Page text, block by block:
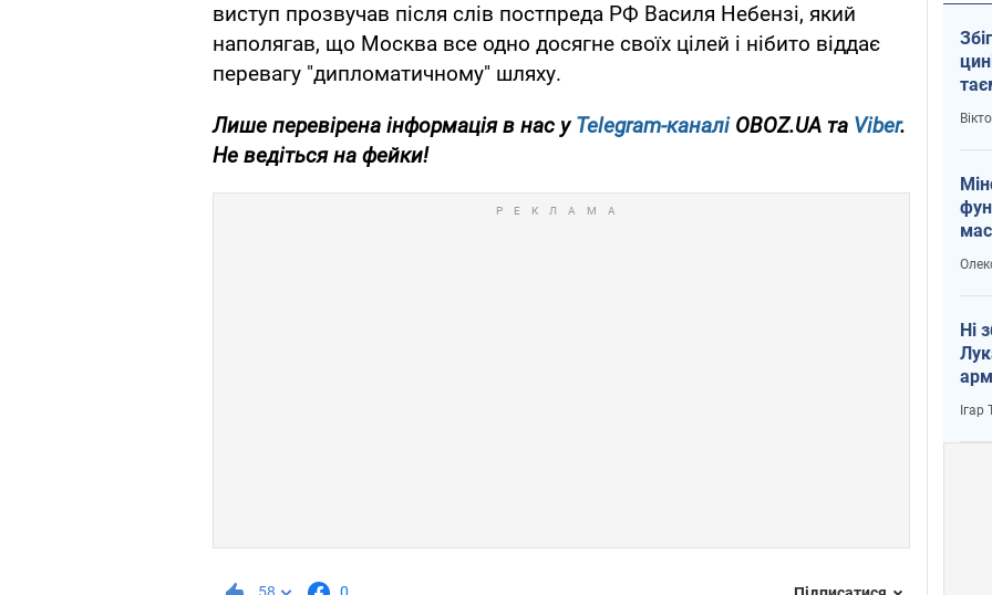
виступ прозвучав після слів постпреда РФ Василя Небензі, який
наполягав, що Москва все одно досягне своїх цілей і нібито віддає
перевагу "дипломатичному" шляху.
Лише перевірена інформація в нас уTelegram-каналіOBOZ.UA та Viber.
Не ведіться на фейки!
і
Ні